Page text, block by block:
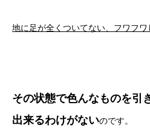
地に足が全くついてない、フワフワ
その状態で色んなものを引
出来るわけがないのです。